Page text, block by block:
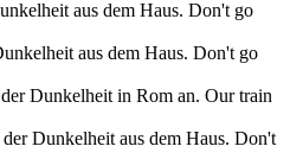
aus dem Haus. Don't go
aus dem Haus. Don't go
der Dunkelheit in Rom an. Our train
der Dunkelheit aus dem Haus. Don't